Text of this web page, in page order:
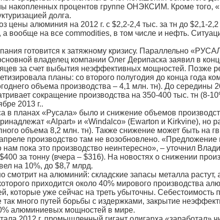
накопленных процентов группе ОНЭКСИМ. Кроме
долга.
цены алюминия на 2012 г. с $2,2-2,4 тыс. за тн до $2,1-
вообще на все commodities, в том числе и нефть.
готовится к затяжному кризису. Параллельно
владелец компании Олег Дерипаска заявил в
за счет выбытия неэффективных мощностей. Позже
планы: со второго полугодия до конца года
объема производства – 4,1 млн. тн). До середины
сокращение производства на 350-400 тыс. тн (8-
2013 г..
в планах «Русала» было и снижение объемов
«Alpart» и «Windalco» (Ewarton и Kirkvine), но
объема 8,2 млн. тн). Также снижение может быть на
производство там не возобновлено.
нам пока это производство неинтересно», – уточнил
за тонну (вчера – $316). На новостях о снижении
на 10%, до $8,7 млрд.
смотрит на алюминий: складские запасы металла растут,
приходится около 40% мирового производства
которые уже сейчас на треть убыточны. Себестоимость
так много путей борьбы с издержками, закрытие
алюминиевых мощностей в мире.